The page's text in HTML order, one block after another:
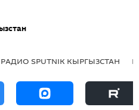
РАДИО SPUTNIK КЫРГЫЗСТАН